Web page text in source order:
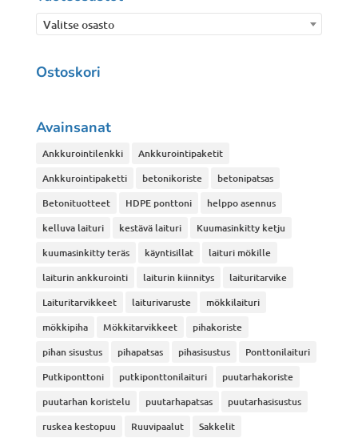
Valitse osasto
Ostoskori
Avainsanat
Ankkurointilenkki
Ankkurointipaketit
Ankkurointipaketti
betonikoriste
betonipatsas
Betonituotteet
HDPE ponttoni
helppo asennus
kelluva laituri
kestävä laituri
Kuumasinkitty ketju
kuumasinkitty teräs
käyntisillat
laituri mökille
laiturin ankkurointi
laiturin kiinnitys
laituritarvike
Laituritarvikkeet
laiturivaruste
mökkilaituri
mökkipiha
Mökkitarvikkeet
pihakoriste
pihan sisustus
pihapatsas pihasisustus
Ponttonilaituri
Putkiponttoni
putkiponttonilaituri
puutarhakoriste
puutarhan koristelu
puutarhapatsas
puutarhasisustus
ruskea kestopuu
Ruuvipaalut Sakkelit